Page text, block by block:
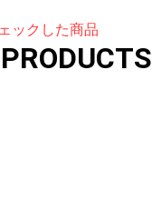
ックした商品